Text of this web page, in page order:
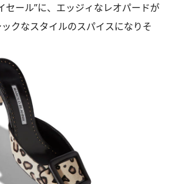
セール”に、エッジィなレオパードが
クなスタイルのスパイスになりそ